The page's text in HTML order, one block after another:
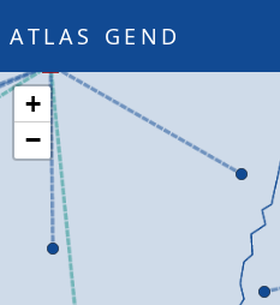
ATLAS GEND
+
−